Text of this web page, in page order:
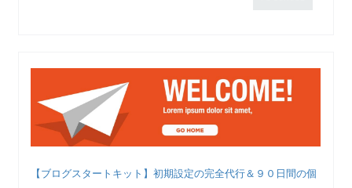
【ブログスタートキット】初期設定の完全代行＆９０日間の個